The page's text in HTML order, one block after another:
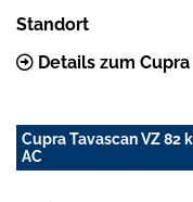
Standort
Details zum
Cupra Tavascan VZ 82
AC